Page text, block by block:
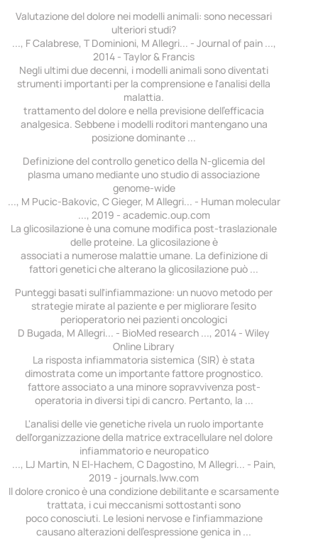
Valutazione del dolore nei modelli animali: sono necessari
ulteriori studi?
..., F Calabrese, T Dominioni, M Allegri... - Journal of pain ...,
2014 - Taylor & Francis
Negli ultimi due decenni, i modelli animali sono diventati
strumenti importanti per la comprensione e l'analisi della
malattia.
trattamento del dolore e nella previsione dell'efficacia
analgesica. Sebbene i modelli roditori mantengano una
posizione dominante ...
Definizione del controllo genetico della N-glicemia del
plasma umano mediante uno studio di associazione
genome-wide
..., M Pucic-Bakovic, C Gieger, M Allegri... - Human molecular
..., 2019 - academic.oup.com
La glicosilazione è una comune modifica post-traslazionale
delle proteine. La glicosilazione è
associati a numerose malattie umane. La definizione di
fattori genetici che alterano la glicosilazione può ...
Punteggi basati sull'infiammazione: un nuovo metodo per
strategie mirate al paziente e per migliorare l'esito
perioperatorio nei pazienti oncologici
D Bugada, M Allegri... - BioMed research ..., 2014 - Wiley
Online Library
La risposta infiammatoria sistemica (SIR) è stata
dimostrata come un importante fattore prognostico.
fattore associato a una minore sopravvivenza post-
operatoria in diversi tipi di cancro. Pertanto, la ...
L'analisi delle vie genetiche rivela un ruolo importante
dell'organizzazione della matrice extracellulare nel dolore
infiammatorio e neuropatico
..., LJ Martin, N El-Hachem, C Dagostino, M Allegri... - Pain,
2019 - journals.lww.com
Il dolore cronico è una condizione debilitante e scarsamente
trattata, i cui meccanismi sottostanti sono
poco conosciuti. Le lesioni nervose e l'infiammazione
causano alterazioni dell'espressione genica in ...